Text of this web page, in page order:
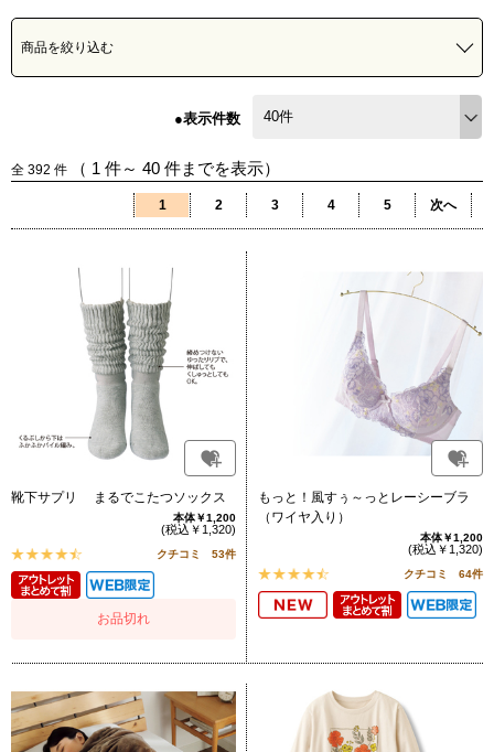
商品を絞り込む
●表示件数
全 392 件 （ 1 件～ 40 件までを表示）
1 2 3 4 5 次へ
靴下サプリ まるでこたつソックス
本体￥1,200
(税込￥1,320)
クチコミ 53件
お品切れ
もっと！風すぅ～っとレーシーブラ
（ワイヤ入り）
本体￥1,200
(税込￥1,320)
クチコミ 64件